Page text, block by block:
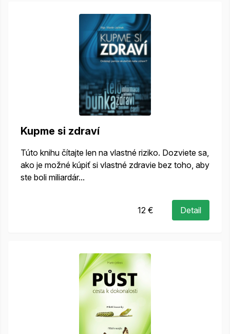
Kupme si zdraví
Túto knihu čítajte len na vlastné riziko. Dozviete sa,
ako je možné kúpiť si vlastné zdravie bez toho, aby
ste boli miliardár...
12 € Detail